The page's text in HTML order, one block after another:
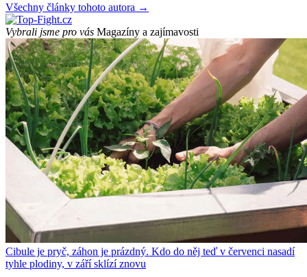
Všechny články tohoto autora →
Vybrali jsme pro vás Magazíny a zajímavosti
Cibule je pryč, záhon je prázdný. Kdo do něj teď v červenci nasadí
tyhle plodiny, v září sklízí znovu